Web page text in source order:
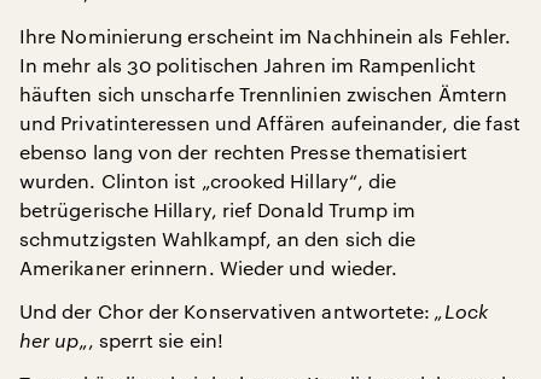
Ihre Nominierung erscheint im Nachhinein als Fehler.
In mehr als 30 politischen Jahren im Rampenlicht
häuften sich unscharfe Trennlinien zwischen Ämtern
und Privatinteressen und Affären aufeinander, die fast
ebenso lang von der rechten Presse thematisiert
wurden. Clinton ist „crooked Hillary“, die
betrügerische Hillary, rief Donald Trump im
schmutzigsten Wahlkampf, an den sich die
Amerikaner erinnern. Wieder und wieder.
Und der Chor der Konservativen antwortete: „Lock
her up„, sperrt sie ein!